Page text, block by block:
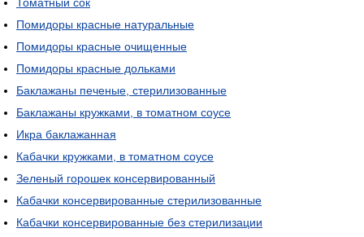
Помидоры красные натуральные
Помидоры красные очищенные
Помидоры красные дольками
Баклажаны печеные, стерилизованные
Баклажаны кружками, в томатном соусе
Икра баклажанная
Кабачки кружками, в томатном соусе
Зеленый горошек консервированный
Кабачки консервированные стерилизованные
Кабачки консервированные без стерилизации